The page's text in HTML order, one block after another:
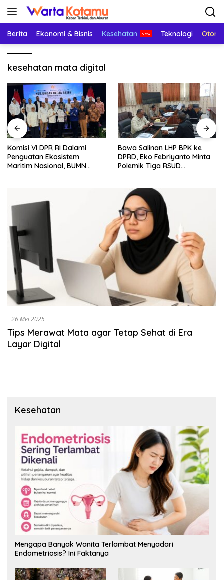
Langsung
Berita Ekonomi & Bisnis Kesehatan Teknologi
kesehatan mata digital
Komisi VI DPR RI Dalami
Penguatan Ekosistem
Maritim Nasional, BUMN
Bawa Salinan LHP BPK ke
DPRD, Eko Febriyanto Minta
Polemik Tiga RSUD
26 Mei 2025
Tips Merawat Mata agar Tetap Sehat di Era
Layar Digital
Kesehatan
Mengapa Banyak Wanita Terlambat Menyadari
Endometriosis? Ini Faktanya